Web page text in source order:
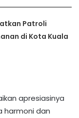
Patroli
di Kota Kuala
apresiasinya
harmoni dan